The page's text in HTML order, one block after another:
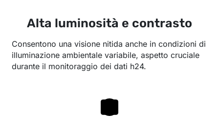
Alta luminosità e contrasto
Consentono una visione nitida anche in condizioni di
illuminazione ambientale variabile, aspetto cruciale
durante il monitoraggio dei dati h24.